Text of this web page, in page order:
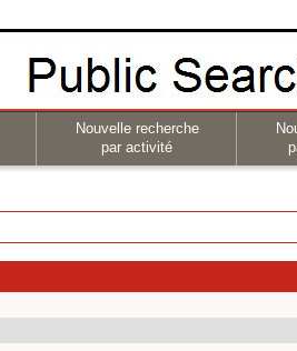
Nouvelle recherche
par activité